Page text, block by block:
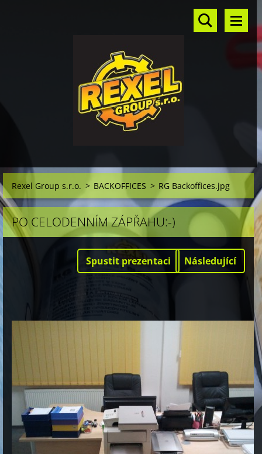
Rexel Group s.r.o. > BACKOFFICES > RG Backoffices.jpg
PO CELODENNÍM ZÁPŘAHU:-)
Spustit prezentaci Následující